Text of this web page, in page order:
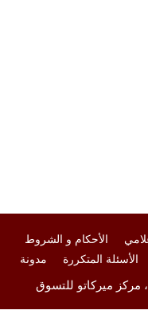
الأحكام و الشروط
الأسئلة المتكررة مدونة